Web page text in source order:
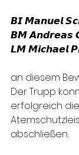
𝘽𝙄 𝙈𝙖𝙣𝙪𝙚𝙡
𝘽𝙈 𝘼𝙣𝙙𝙧𝙚𝙖𝙨
𝙇𝙈 𝙈𝙞𝙘𝙝𝙖𝙚𝙡
an diesem
Der Trupp
erfolgreich die
abschließen.